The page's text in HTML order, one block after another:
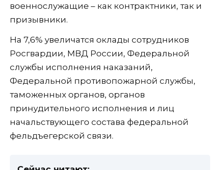
военнослужащие – как контрактники, так и
призывники.
На 7,6% увеличатся оклады сотрудников
Росгвардии, МВД России, Федеральной
службы исполнения наказаний,
Федеральной противопожарной службы,
таможенных органов, органов
принудительного исполнения и лиц
начальствующего состава федеральной
фельдъегерской связи.